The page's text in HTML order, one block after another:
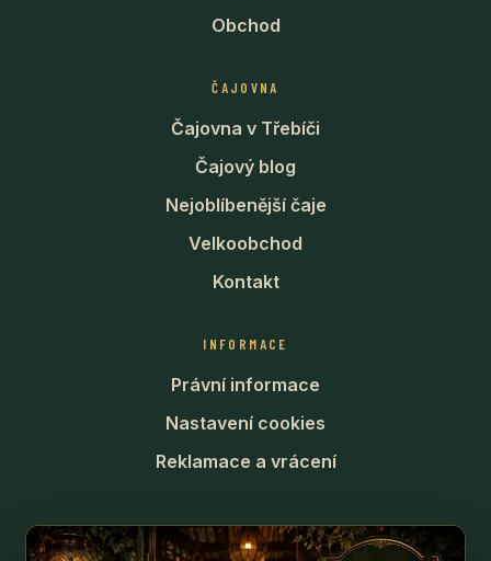
Obchod
ČAJOVNA
Čajovna v Třebíči
Čajový blog
Nejoblíbenější čaje
Velkoobchod
Kontakt
INFORMACE
Právní informace
Nastavení cookies
Reklamace a vrácení